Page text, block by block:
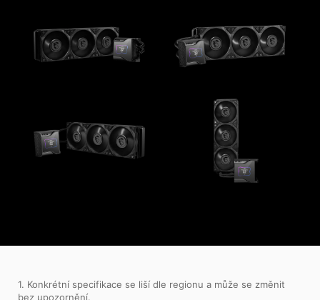
1. Konkrétní specifikace se liší dle regionu a může se změnit
bez upozornění.